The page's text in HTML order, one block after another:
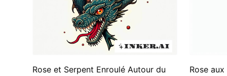
Rose et Serpent Enroulé Autour du
Rose